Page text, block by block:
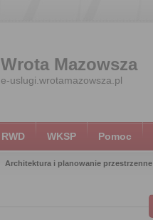
Wrota Mazowsza
e-uslugi.wrotamazowsza.pl
RWD WKSP Pomoc
Architektura i planowanie przestrzenne